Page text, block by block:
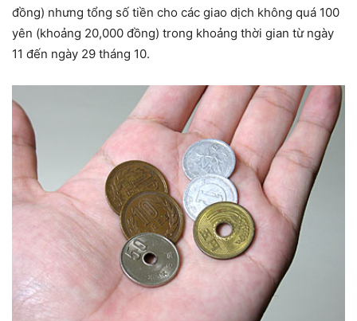
đồng) nhưng tổng số tiền cho các giao dịch không quá 100
yên (khoảng 20,000 đồng) trong khoảng thời gian từ ngày
11 đến ngày 29 tháng 10.